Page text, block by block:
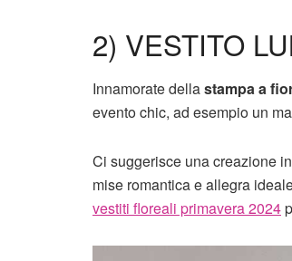
2) VESTITO
Innamorate dellastampa a
evento chic, ad esempio un
Ci suggerisce una creazione
mise romantica e allegra
vestiti floreali primavera 2024